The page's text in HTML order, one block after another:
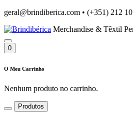
geral@brindiberica.com • (+351) 212
Merchandise & Têxtil
0
O Meu Carrinho
Nenhum produto no carrinho.
Produtos